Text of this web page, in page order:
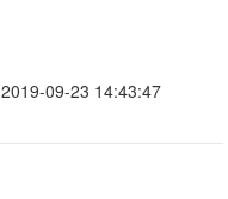
2019-09-23 14:43:47